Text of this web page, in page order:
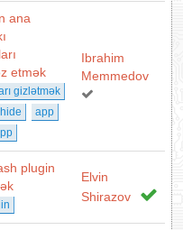
ana
etmək
gizlətmək
hide
app
Ibrahim
Memmedov
plugin
Elvin
Shirazov